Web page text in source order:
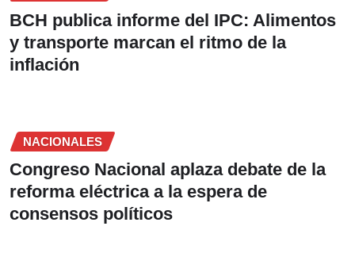
BCH publica informe del IPC: Alimentos
y transporte marcan el ritmo de la
inflación
NACIONALES
Congreso Nacional aplaza debate de la
reforma eléctrica a la espera de
consensos políticos